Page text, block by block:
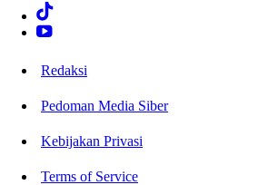
Redaksi
Pedoman Media Siber
Kebijakan Privasi
Terms of Service